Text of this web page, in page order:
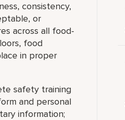
consistency,
or
across all food-
food
in proper
safety training
and personal
information;